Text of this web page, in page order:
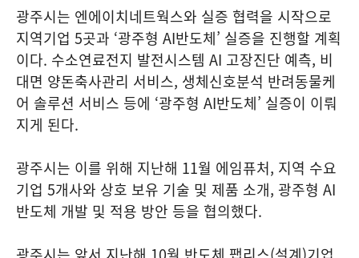
광주시는 엔에이치네트웍스와 실증 협력을 시작으로
지역기업 5곳과 ‘광주형 AI반도체’ 실증을 진행할 계획
이다. 수소연료전지 발전시스템 AI 고장진단 예측, 비
대면 양돈축사관리 서비스, 생체신호분석 반려동물케
어 솔루션 서비스 등에 ‘광주형 AI반도체’ 실증이 이뤄
지게 된다.
광주시는 이를 위해 지난해 11월 에임퓨처, 지역 수요
기업 5개사와 상호 보유 기술 및 제품 소개, 광주형 AI
반도체 개발 및 적용 방안 등을 협의했다.